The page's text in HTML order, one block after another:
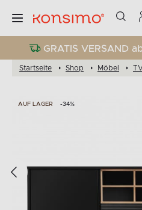
GRATIS VERSAND
Startseite Shop Möbel
AUF LAGER -34%